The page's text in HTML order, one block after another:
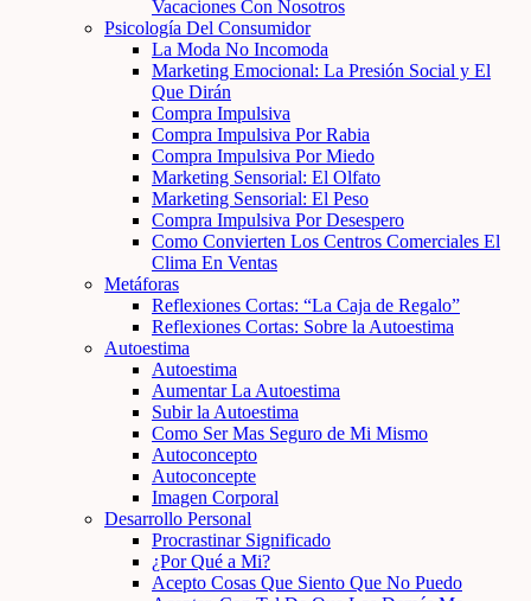
Vacaciones Con Nosotros
Psicología Del Consumidor
La Moda No Incomoda
Marketing Emocional: La Presión Social y El
Que Dirán
Compra Impulsiva
Compra Impulsiva Por Rabia
Compra Impulsiva Por Miedo
Marketing Sensorial: El Olfato
Marketing Sensorial: El Peso
Compra Impulsiva Por Desespero
Como Convierten Los Centros Comerciales El
Clima En Ventas
Metáforas
Reflexiones Cortas: “La Caja de Regalo”
Reflexiones Cortas: Sobre la Autoestima
Autoestima
Autoestima
Aumentar La Autoestima
Subir la Autoestima
Como Ser Mas Seguro de Mi Mismo
Autoconcepto
Autoconcepte
Imagen Corporal
Desarrollo Personal
Procrastinar Significado
¿Por Qué a Mi?
Acepto Cosas Que Siento Que No Puedo